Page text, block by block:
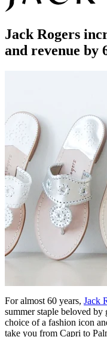
Jack Rogers
and revenue
For almost 60 years, Jack
summer staple beloved by
choice of a fashion icon
take you from Capri to